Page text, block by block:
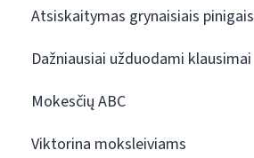
Atsiskaitymas grynaisiais pinigais
Dažniausiai užduodami klausimai
Mokesčių ABC
Viktorina moksleiviams